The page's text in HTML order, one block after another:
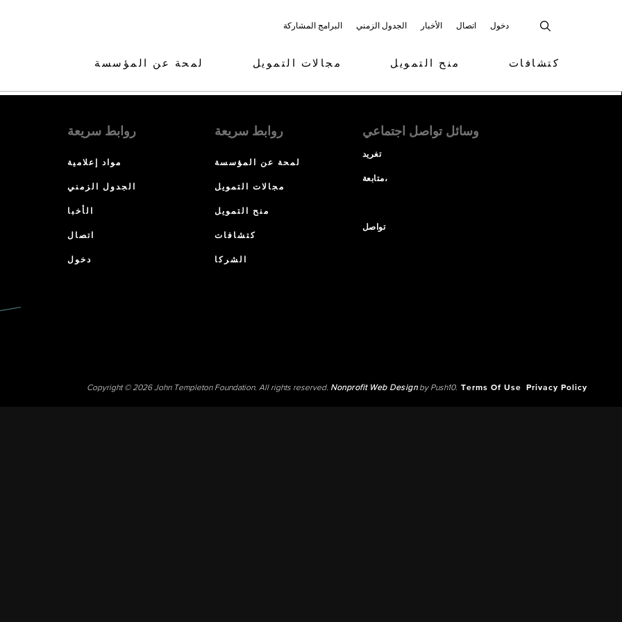
البرامج المشاركة الجدول الزمني الأخبار اتصال دخول
لمحة عن المؤسسة مجالات التمويل منح التمويل كتشافات
روابط سريعة
مواد إعلامية
الجدول الزمني
الأخبا
اتصال
دخول
روابط سريعة
لمحة عن المؤسسة
مجالات التمويل
منح التمويل
كتشافات
الشركا
وسائل تواصل اجتماعي
تغريد
متابعة،
تواصل
Copyright © 2026 John Templeton Foundation. All rights reserved. Nonprofit Web Designby Push10. Terms Of Use Privacy Policy